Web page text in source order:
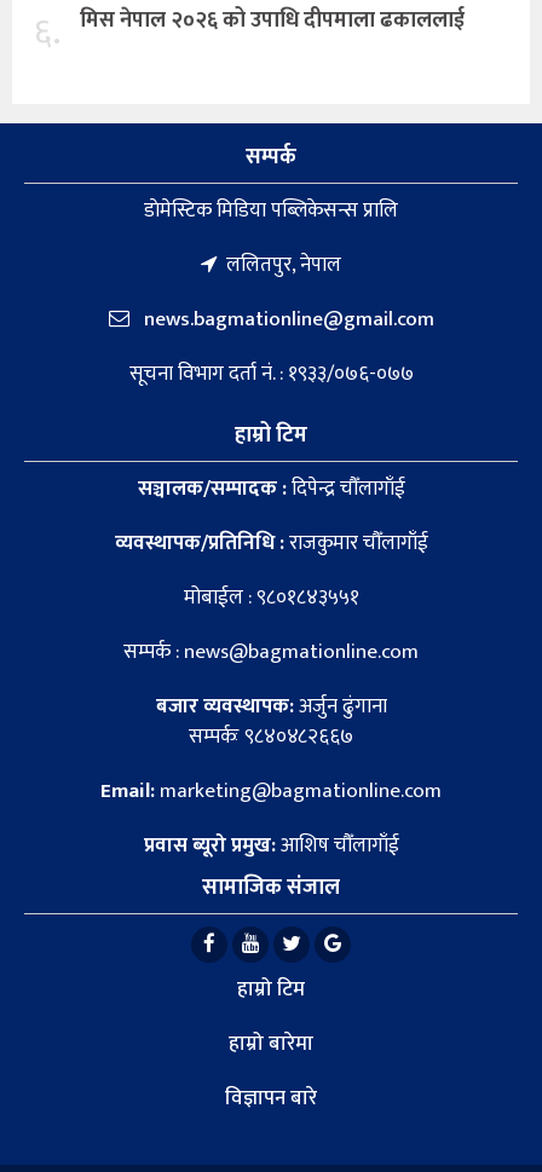
६. मिस नेपाल २०२६ को उपाधि दीपमाला ढकाललाई
सम्पर्क
डाेमेस्टिक मिडिया पब्लिकेसन्स प्रालि
ललितपुर, नेपाल
news.bagmationline@gmail.com
सूचना विभाग दर्ता नं. : १९३३/०७६-०७७
हाम्रो टिम
सञ्चालक/सम्पादक :दिपेन्द्र चौँलागाँई
व्यवस्थापक/प्रतिनिधि :राजकुमार चौँलागाँई
मोबाईल : ९८०१८४३५५१
सम्पर्क : news@bagmationline.com
बजार व्यवस्थापक:अर्जुन ढुंगाना
सम्पर्कः ९८४०४८२६६७
Email:marketing@bagmationline.com
प्रवास ब्यूरो प्रमुख:आशिष चौँलागाँई
सामाजिक संजाल
हाम्रो टिम
हाम्रो बारेमा
विज्ञापन बारे